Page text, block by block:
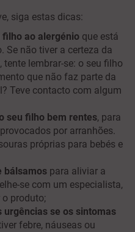
siga estas dicas:
filho ao alergénio que está
Se não tiver a certeza da
tente lembrar-se: o seu filho
que não faz parte da
Teve contacto com algum
seu filho bem rentes, para
por arranhões.
próprias para bebés e
bálsamos para aliviar a
se com um especialista,
produto;
urgências se os sintomas
febre, náuseas ou